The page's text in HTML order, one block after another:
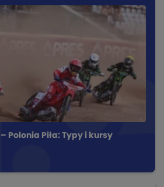
Polonia Piła: Typy i kursy